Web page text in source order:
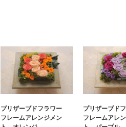
プリザーブドフラワー
フレームアレンジメン
プリザーブド
フレームアレ